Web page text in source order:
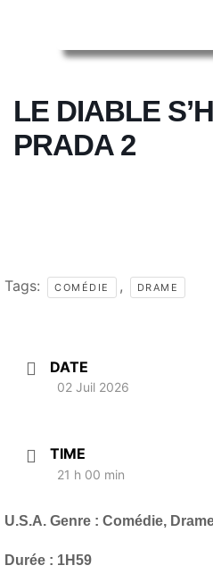
LE DIABLE
PRADA 2
Tags: COMÉDIE , DRAME
DATE
02 Juil 2026
TIME
21 h 00 min
U.S.A. Genre : Comédie,
Durée : 1H59